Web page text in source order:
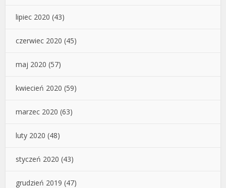
lipiec 2020 (43)
czerwiec 2020 (45)
maj 2020 (57)
kwiecień 2020 (59)
marzec 2020 (63)
luty 2020 (48)
styczeń 2020 (43)
grudzień 2019 (47)